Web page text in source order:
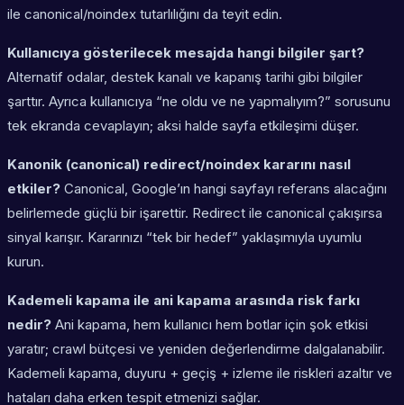
ile canonical/noindex tutarlılığını da teyit edin.
Kullanıcıya gösterilecek mesajda hangi bilgiler şart?
Alternatif odalar, destek kanalı ve kapanış tarihi gibi bilgiler
şarttır. Ayrıca kullanıcıya “ne oldu ve ne yapmalıyım?” sorusunu
tek ekranda cevaplayın; aksi halde sayfa etkileşimi düşer.
Kanonik (canonical) redirect/noindex kararını nasıl
etkiler? Canonical, Google’ın hangi sayfayı referans alacağını
belirlemede güçlü bir işarettir. Redirect ile canonical çakışırsa
sinyal karışır. Kararınızı “tek bir hedef” yaklaşımıyla uyumlu
kurun.
Kademeli kapama ile ani kapama arasında risk farkı
nedir? Ani kapama, hem kullanıcı hem botlar için şok etkisi
yaratır; crawl bütçesi ve yeniden değerlendirme dalgalanabilir.
Kademeli kapama, duyuru + geçiş + izleme ile riskleri azaltır ve
hataları daha erken tespit etmenizi sağlar.